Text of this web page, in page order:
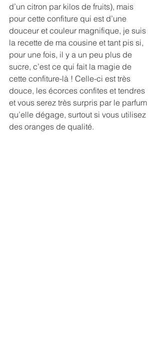
d’un citron par kilos de fruits), mais
pour cette confiture qui est d’une
douceur et couleur magnifique, je suis
la recette de ma cousine et tant pis si,
pour une fois, il y a un peu plus de
sucre, c’est ce qui fait la magie de
cette confiture-là ! Celle-ci est très
douce, les écorces confites et tendres
et vous serez très surpris par le parfum
qu’elle dégage, surtout si vous utilisez
des oranges de qualité.